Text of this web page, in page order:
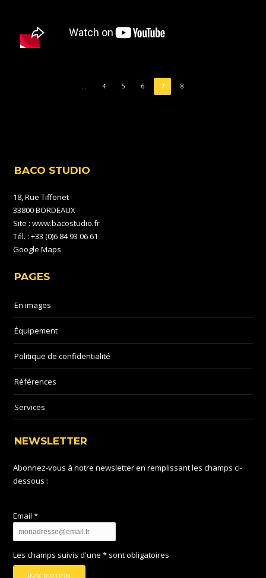
… 4 5 6 7 8
BACO STUDIO
18, Rue Tiffonet
33800 BORDEAUX
Site :www.bacostudio.fr
Tél. : +33 (0)6 84 93 06 61
Google Maps
PAGES
En images
Équipement
Politique de confidentialité
Références
Services
NEWSLETTER
Abonnez-vous à notre newsletter en remplissant les champs ci-
dessous :
Email *
Les champs suivis d'une * sont obligatoires